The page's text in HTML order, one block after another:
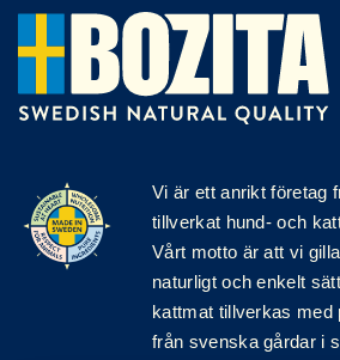
Vi är ett anriktföretag
tillverkat hund- och
Vårt motto är att vi
naturligt och enkelt
kattmat tillverkas med
från svenska gårdar i